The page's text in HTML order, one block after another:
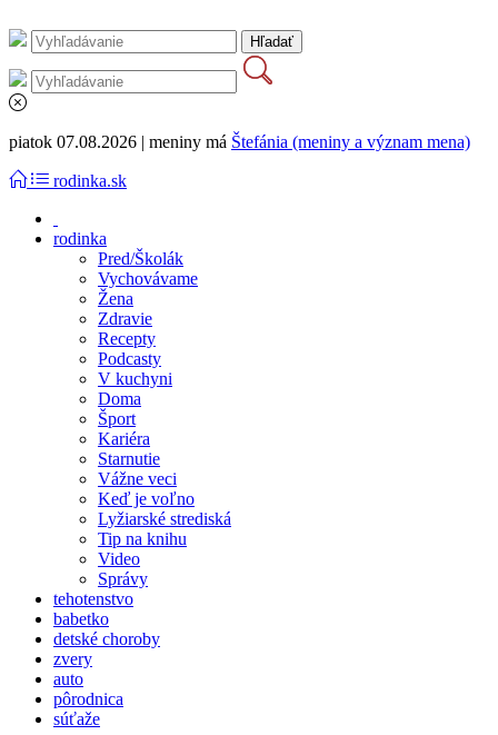
piatok 07.08.2026 | meniny má Štefánia (meniny a význam mena)
rodinka.sk
rodinka
Pred/Školák
Vychovávame
Žena
Zdravie
Recepty
Podcasty
V kuchyni
Doma
Šport
Kariéra
Starnutie
Vážne veci
Keď je voľno
Lyžiarské strediská
Tip na knihu
Video
Správy
tehotenstvo
babetko
detské choroby
zvery
auto
pôrodnica
súťaže